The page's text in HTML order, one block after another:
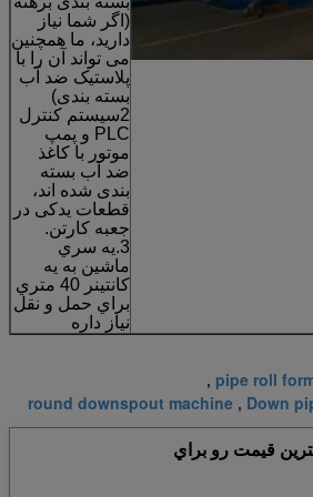
(اگر شما نیاز
دارید، ما همچنین
می تواند آن را با
پلاستیک ضد آب
بسته بندی)
2سیستم کنترل
PLC و پمپ
موتور با کاغذ
ضد آب بسته
بندی شده اند،
قطعات یدکی در
جعبه کارتن.
3.يه سري
ماشين به يه
کانتينر 40 متري
براي حمل و نقل
نياز داره
pipe roll
,
Down
,
round downspout machine
قيمت رو براي